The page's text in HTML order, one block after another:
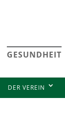
GESUNDHEIT
DER VEREIN